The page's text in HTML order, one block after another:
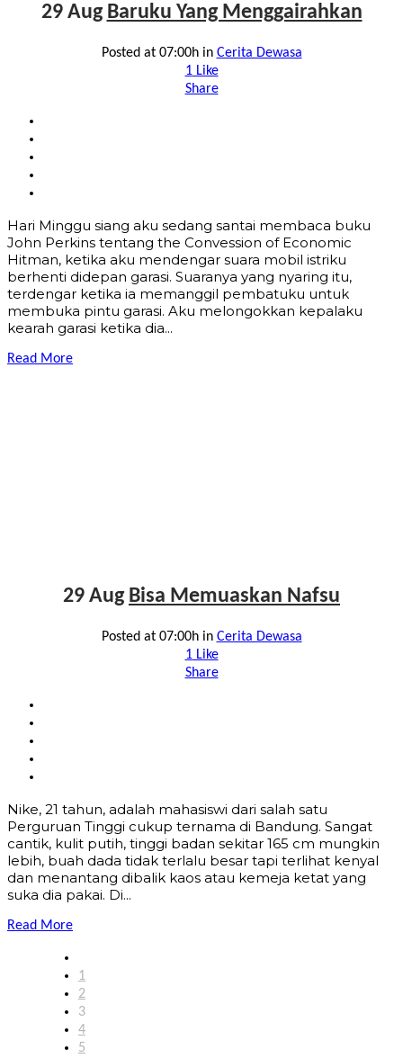
29 Aug Baruku Yang Menggairahkan
Posted at 07:00hin Cerita Dewasa
1Like
Share
Hari Minggu siang aku sedang santai membaca buku
John Perkins tentang the Convession of Economic
Hitman, ketika aku mendengar suara mobil istriku
berhenti didepan garasi. Suaranya yang nyaring itu,
terdengar ketika ia memanggil pembatuku untuk
membuka pintu garasi. Aku melongokkan kepalaku
kearah garasi ketika dia...
Read More
29 Aug Bisa Memuaskan Nafsu
Posted at 07:00hin Cerita Dewasa
1Like
Share
Nike, 21 tahun, adalah mahasiswi dari salah satu
Perguruan Tinggi cukup ternama di Bandung. Sangat
cantik, kulit putih, tinggi badan sekitar 165 cm mungkin
lebih, buah dada tidak terlalu besar tapi terlihat kenyal
dan menantang dibalik kaos atau kemeja ketat yang
suka dia pakai. Di...
Read More
1
2
3
4
5